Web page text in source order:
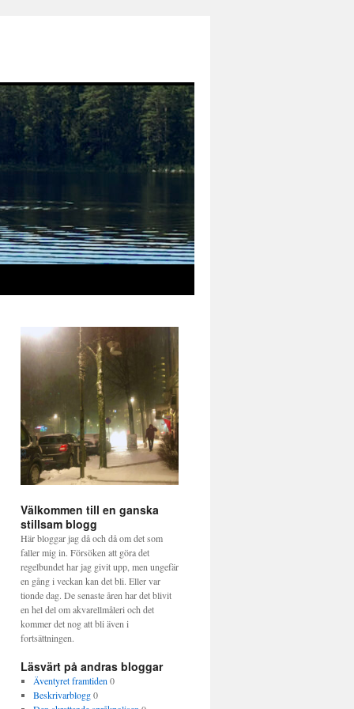
Välkommen till en ganska
stillsam blogg
Här bloggar jag då och då om det som
faller mig in. Försöken att göra det
regelbundet har jag givit upp, men ungefär
en gång i veckan kan det bli. Eller var
tionde dag. De senaste åren har det blivit
en hel del om akvarellmåleri och det
kommer det nog att bli även i
fortsättningen.
Läsvärt på andras bloggar
Äventyret framtiden 0
Beskrivarblogg0